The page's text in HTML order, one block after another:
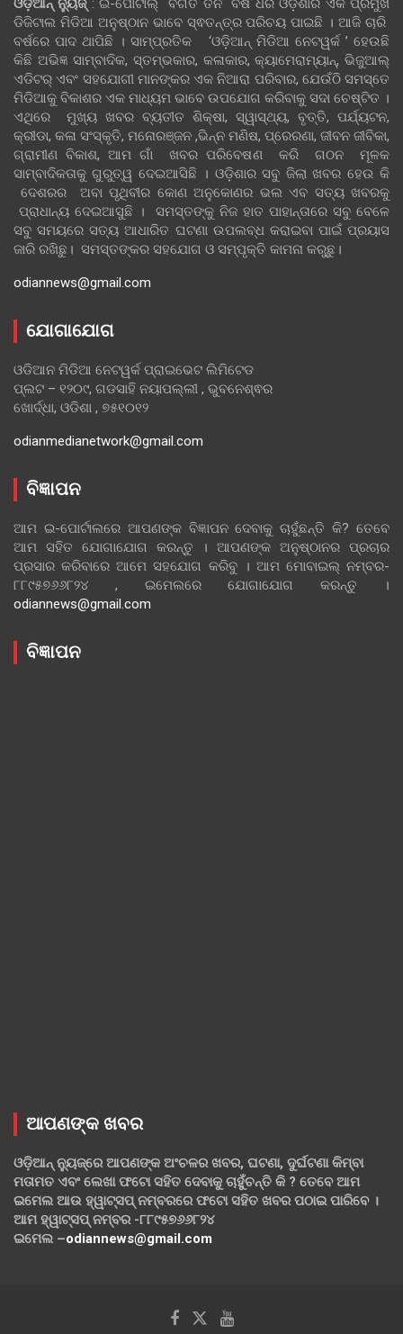
ଓଡ଼ିଆନ୍‍ ନ୍ୟୁଜ୍‍: ଇ-ପୋର୍ଟାଲ୍ ବିଗତ ତିନି ବର୍ଷ ଧରି ଓଡ଼ିଶାର ଏକ ପ୍ରମୁଖ
ଡିଜିଟାଲ ମିଡିଆ ଅନୁଷ୍ଠାନ ଭାବେ ସ୍ଵତନ୍ତ୍ର ପରିଚୟ ପାଇଛି । ଆଜି ଚାରି
ବର୍ଷରେ ପାଦ ଥାପିଛି । ସାମ୍ପ୍ରତିକ ‘ଓଡ଼ିଆନ୍‍ ମିଡିଆ ନେଟୱର୍କ ’ ହେଉଛି
କିଛି ଅଭିଜ୍ଞ ସାମ୍ବାଦିକ, ସ୍ତମ୍ଭକାର, କଳାକାର, କ୍ୟାମେରାମ୍ୟାନ୍, ଭିଜୁଆଲ୍
ଏଡିଟର୍ ଏବଂ ସହଯୋଗୀ ମାନଙ୍କର ଏକ ନିଆରା ପରିବାର, ଯେଉଁଠି ସମସ୍ତେ
ମିଡିଆକୁ ବିକାଶର ଏକ ମାଧ୍ୟମ ଭାବେ ଉପଯୋଗ କରିବାକୁ ସଦା ଚେଷ୍ଟିତ ।
ଏଥିରେ ମୁଖ୍ୟ ଖବର ବ୍ୟତୀତ ଶିକ୍ଷା, ସ୍ୱାସ୍ଥ୍ୟ, ବୃତ୍ତି, ପର୍ଯ୍ୟଟନ,
କ୍ରୀଡା, କଳା ସଂସ୍କୃତି, ମନୋରଞ୍ଜନ ,ଭିନ୍ନ ମଣିଷ, ପ୍ରେରଣା, ଜୀବନ ଜୀବିକା,
ଗ୍ରାମୀଣ ବିକାଶ, ଆମ ଗାଁ ଖବର ପରିବେଷଣ କରି ଗଠନ ମୂଳକ
ସାମ୍ବାଦିକତାକୁ ଗୁରୁତ୍ୱ ଦେଇଆସିଛି । ଓଡ଼ିଶାର ସବୁ ଜିଲା ଖବର ହେଉ କି
ଦେଶରର ଅବା ପୃଥିବୀର କୋଣ ଅନୁକୋଣର ଭଲ ଏବ ସତ୍ୟ ଖବରକୁ
ପ୍ରାଧାନ୍ୟ ଦେଇଆସୁଛି । ସମସ୍ତଙ୍କୁ ନିଜ ହାତ ପାହାନ୍ତାରେ ସବୁ ବେଳେ
ସବୁ ସମୟରେ ସତ୍ୟ ଆଧାରିତ ଘଟଣା ଉପଲବ୍ଧ କରାଇବା ପାଇଁ ପ୍ରୟାସ
ଜାରି ରଖିଛୁ। ସମସ୍ତଙ୍କର ସହଯୋଗ ଓ ସମ୍ପୃକ୍ତି କାମନା କରୁଛୁ।
odiannews@gmail.com
ଯୋଗାଯୋଗ
ଓଡିଆନ ମିଡିଆ ନେଟୱର୍କ ପ୍ରାଇଭେଟ ଲିମିଟେଡ
ପ୍ଲଟ – ୧୨୦୯, ଗଡସାହି ନୟାପଲ୍ଲୀ , ଭୁବନେଶ୍ଵର
ଖୋର୍ଦ୍ଧା, ଓଡିଶା , ୭୫୧୦୧୨
odianmedianetwork@gmail.com
ବିଜ୍ଞାପନ
ଆମ ଇ-ପୋର୍ଟାଲରେ ଆପଣଙ୍କ ବିଜ୍ଞାପନ ଦେବାକୁ ଚାହୁଁଛନ୍ତି କି? ତେବେ
ଆମ ସହିତ ଯୋଗାଯୋଗ କରନ୍ତୁ । ଆପଣଙ୍କ ଅନୁଷ୍ଠାନର ପ୍ରଚାର
ପ୍ରସାର କରିବାରେ ଆମେ ସହଯୋଗ କରିବୁ । ଆମ ମୋବାଇଲ୍ ନମ୍ବର-
୮୮୯୫୭୬୬୮୨୪ , ଇମେଲରେ ଯୋଗାଯୋଗ କରନ୍ତୁ ।
odiannews@gmail.com
ବିଜ୍ଞାପନ
ଆପଣଙ୍କ ଖବର
ଓଡ଼ିଆନ୍ ନ୍ୟୁଜ୍‌ରେ ଆପଣଙ୍କ ଅଂଚଳର ଖବର, ଘଟଣା, ଦୁର୍ଘଟଣା କିମ୍ବା
ମତାମତ ଏବଂ ଲେଖା ଫଟୋ ସହିତ ଦେବାକୁ ଚାହୁଁଚନ୍ତି କି ? ତେବେ ଆମ
ଇମେଲ ଆଉ ହ୍ୱାଟ୍‌ସପ୍ ନମ୍ବରରେ ଫଟୋ ସହିତ ଖବର ପଠାଇ ପାରିବେ ।
ଆମ ହ୍ୱାଟ୍‌ସପ୍ ନମ୍ବର -୮୮୯୫୭୬୬୮୨୪
ଇମେଲ –odiannews@gmail.com